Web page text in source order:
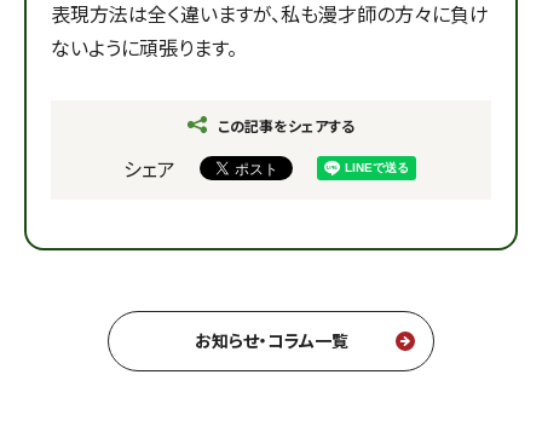
表現方法は全く違いますが、私も漫才師の方々に負け
ないように頑張ります。
この記事をシェアする
シェア
お知らせ・コラム一覧